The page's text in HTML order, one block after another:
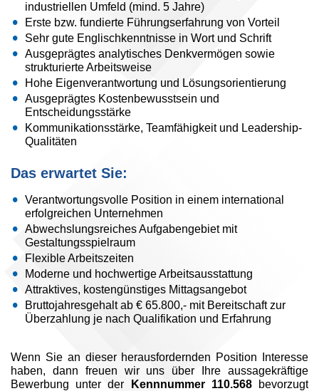
industriellen Umfeld (mind. 5 Jahre)
Erste bzw. fundierte Führungserfahrung von Vorteil
Sehr gute Englischkenntnisse in Wort und Schrift
Ausgeprägtes analytisches Denkvermögen sowie
strukturierte Arbeitsweise
Hohe Eigenverantwortung und Lösungsorientierung
Ausgeprägtes Kostenbewusstsein und
Entscheidungsstärke
Kommunikationsstärke, Teamfähigkeit und Leadership-
Qualitäten
Das erwartet Sie:
Verantwortungsvolle Position in einem international
erfolgreichen Unternehmen
Abwechslungsreiches Aufgabengebiet mit
Gestaltungsspielraum
Flexible Arbeitszeiten
Moderne und hochwertige Arbeitsausstattung
Attraktives, kostengünstiges Mittagsangebot
Bruttojahresgehalt ab € 65.800,- mit Bereitschaft zur
Überzahlung je nach Qualifikation und Erfahrung
Wenn Sie an dieser herausfordernden Position Interesse
haben, dann freuen wir uns über Ihre aussagekräftige
Bewerbung unter der
Kennnummer 110.568bevorzugt